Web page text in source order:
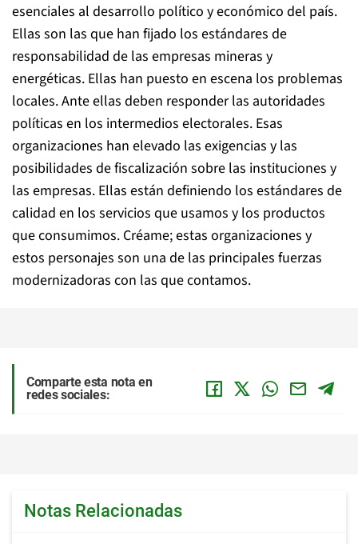
esenciales al desarrollo político y económico del país.
Ellas son las que han fijado los estándares de
responsabilidad de las empresas mineras y
energéticas. Ellas han puesto en escena los problemas
locales. Ante ellas deben responder las autoridades
políticas en los intermedios electorales. Esas
organizaciones han elevado las exigencias y las
posibilidades de fiscalización sobre las instituciones y
las empresas. Ellas están definiendo los estándares de
calidad en los servicios que usamos y los productos
que consumimos. Créame; estas organizaciones y
estos personajes son una de las principales fuerzas
modernizadoras con las que contamos.
Comparte esta nota en
redes sociales:
Notas Relacionadas